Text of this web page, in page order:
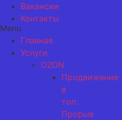
Вакансии
Контакты
Menu
Главная
Услуги
OZON
Продвижение
в
топ.
Прорыв